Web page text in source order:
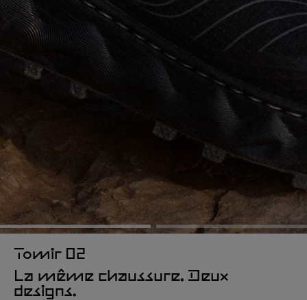
Tomir 02
La même chaussure. Deux
designs.